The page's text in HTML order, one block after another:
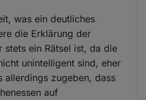
was ein deutliches
die Erklärung der
stets ein Rätsel ist, da die
unintelligent sind, eher
allerdings zugeben, dass
auf